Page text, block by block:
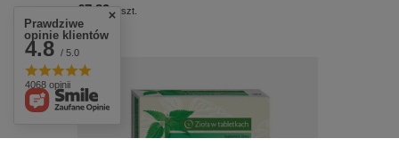
£7.89 / szt.
Prawdziwe
opinie klientów
4.8 / 5.0
4068 opinii